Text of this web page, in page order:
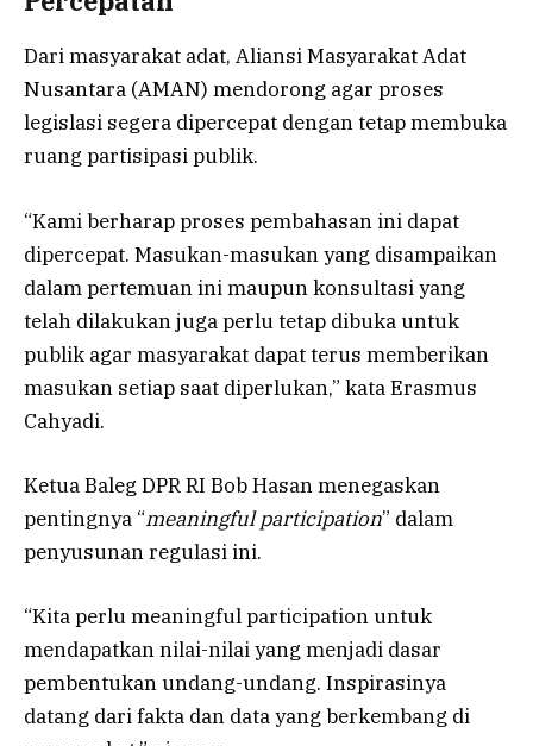
Dari masyarakat adat, Aliansi Masyarakat Adat
Nusantara (AMAN) mendorong agar proses
legislasi segera dipercepat dengan tetap membuka
ruang partisipasi publik.
“Kami berharap proses pembahasan ini dapat
dipercepat. Masukan-masukan yang disampaikan
dalam pertemuan ini maupun konsultasi yang
telah dilakukan juga perlu tetap dibuka untuk
publik agar masyarakat dapat terus memberikan
masukan setiap saat diperlukan,” kata Erasmus
Cahyadi.
Ketua Baleg DPR RI Bob Hasan menegaskan
pentingnya “meaningful participation” dalam
penyusunan regulasi ini.
“Kita perlu meaningful participation untuk
mendapatkan nilai-nilai yang menjadi dasar
pembentukan undang-undang. Inspirasinya
datang dari fakta dan data yang berkembang di